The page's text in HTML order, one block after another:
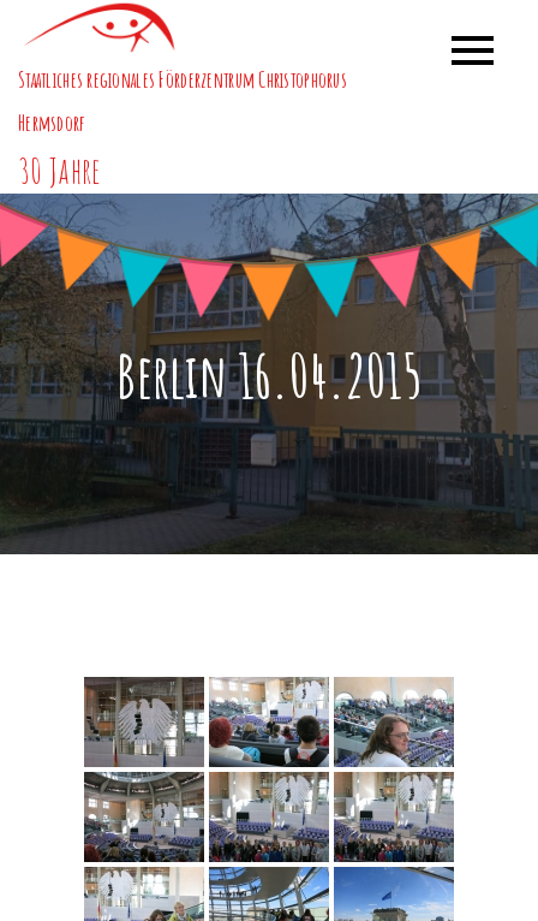
content
Staatliches regionales Förderzentrum Christophorus
Hermsdorf
30 Jahre
Berlin 16.04.2015